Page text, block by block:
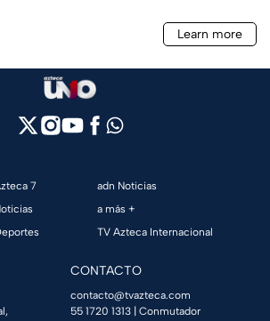
7
adn Noticias
a más +
TV Azteca Internacional
CONTACTO
contacto@tvazteca.com
55 1720 1313 | Conmutador